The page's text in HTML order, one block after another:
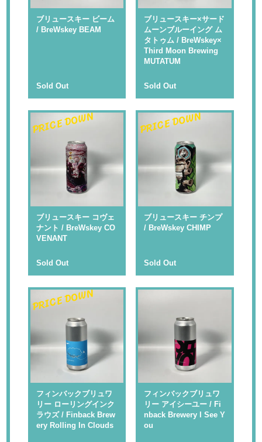
ブリュースキー ビーム
/ BreWskey BEAM
Sold Out
ブリュースキー×サード
ムーンブルーイング ム
タトゥム / BreWskey×
Third Moon Brewing
MUTATUM
Sold Out
PRICE DOWN
ブリュースキー コヴェ
ナント / BreWskey CO
VENANT
Sold Out
PRICE DOWN
ブリュースキー チンプ
/ BreWskey CHIMP
Sold Out
PRICE DOWN
フィンバックブリュワ
リー ローリングインク
ラウズ / Finback Brew
ery Rolling In Clouds
フィンバックブリュワ
リー アイシーユー / Fi
nback Brewery I See Y
ou